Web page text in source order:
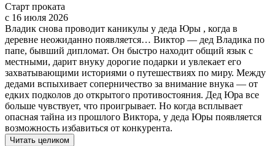
Старт проката
c 16 июля 2026
Владик снова проводит каникулы у деда Юры , когда в
деревне неожиданно появляется… Виктор — дед Владика по
папе, бывший дипломат. Он быстро находит общий язык с
местными, дарит внуку дорогие подарки и увлекает его
захватывающими историями о путешествиях по миру. Между
дедами вспыхивает соперничество за внимание внука — от
едких подколов до открытого противостояния. Дед Юра все
больше чувствует, что проигрывает. Но когда всплывает
опасная тайна из прошлого Виктора, у деда Юры появляется
возможность избавиться от конкурента.
Читать целиком